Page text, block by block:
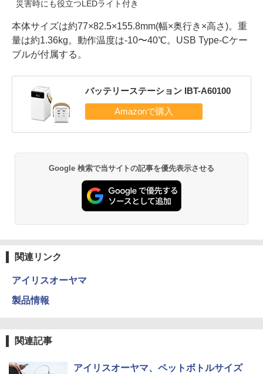
災害時にも役立つLEDライト付き
本体サイズは約77×82.5×155.8mm(幅×奥行き×高さ)。重
量は約1.36kg。動作温度は-10〜40℃。USB Type-Cケー
ブルが付属する。
バッテリーステーション IBT-A60100
Google 検索で当サイトの記事を優先表示させる
関連リンク
アイリスオーヤマ
製品情報
関連記事
アイリスオーヤマ、ペットボトルサイズ